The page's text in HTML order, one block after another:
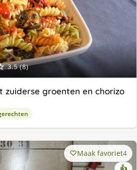
3.5 (8)
zuiderse groenten en chorizo
Maak favoriet4